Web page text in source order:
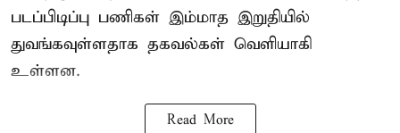
படப்பிடிப்பு பணிகள் இம்மாத இறுதியில்
துவங்கவுள்ளதாக தகவல்கள் வெளியாகி
உள்ளன.
Read More